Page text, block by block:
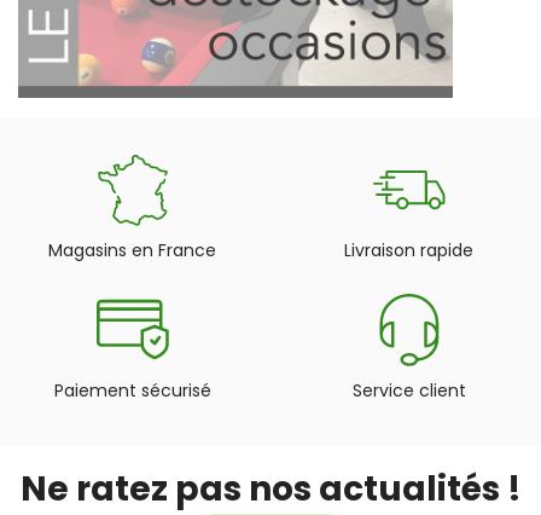
Magasins en France Livraison rapide
Paiement sécurisé Service client
Ne ratez pas nos actualités !